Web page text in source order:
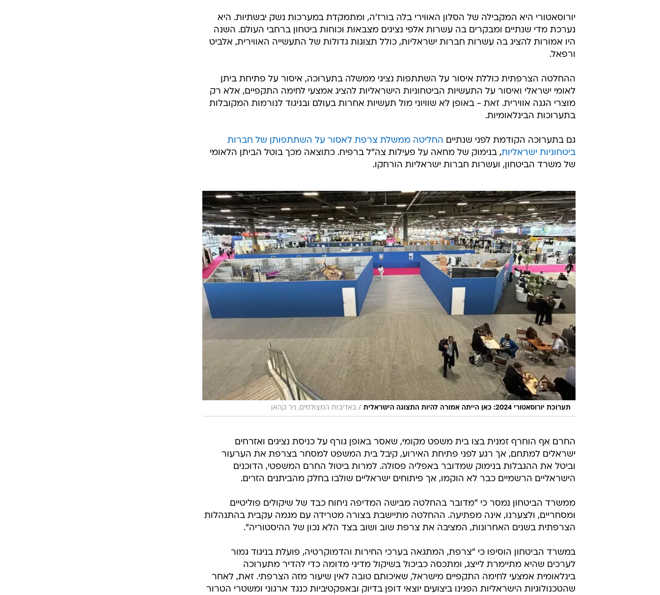
יורוסאטורי היא המקבילה של הסלון האווירי בלה בורז'ה, ומתמקדת במערכות נשק יבשתיות. היא
נערכת מדי שנתיים ומבקרים בה עשרות אלפי נציגים מצבאות וכוחות ביטחון ברחבי העולם. השנה
היו אמורות להציג בה עשרות חברות ישראליות, כולל תצוגות גדולות של התעשייה האווירית, אלביט
ורפאל.
ההחלטה הצרפתית כוללת איסור על השתתפות נציגי ממשלה בתערוכה, איסור על פתיחת ביתן
לאומי ישראלי ואיסור על התעשיות הביטחוניות הישראליות להציג אמצעי לחימה התקפיים, אלא רק
מוצרי הגנה אווירית. זאת - באופן לא שוויוני מול תעשיות אחרות בעולם ובניגוד לנורמות המקובלות
בתערוכות הבינלאומיות.
גם בתערוכה הקודמת לפני שנתיים החליטה ממשלת צרפת לאסור על השתתפותן של חברות
ביטחוניות ישראליות, בנימוק של מחאה על פעילות צה"ל ברפיח. כתוצאה מכך בוטל הביתן הלאומי
של משרד הביטחון, ועשרות חברות ישראליות הורחקו.
תערוכת יורוסאטורי 2024: כאן הייתה אמורה להיות התצוגה הישראלית / באדיבות המצולמים, ניר קהאן
החרם אף הוחרף זמנית בצו בית משפט מקומי, שאסר באופן גורף על כניסת נציגים ואזרחים
ישראלים למתחם, אך רגע לפני פתיחת האירוע, קיבל בית המשפט למסחר בצרפת את הערעור
וביטל את ההגבלות בנימוק שמדובר באפליה פסולה. למרות ביטול החרם המשפטי, הדוכנים
הישראליים הרשמיים כבר לא הוקמו, אך פיתוחים ישראליים שולבו בחלק מהביתנים הזרים.
ממשרד הביטחון נמסר כי "מדובר בהחלטה מבישה המדיפה ניחוח כבד של שיקולים פוליטיים
ומסחריים, ולצערנו, אינה מפתיעה. ההחלטה מתיישבת בצורה מטרידה עם מגמה עקבית בהתנהלות
הצרפתית בשנים האחרונות, המציבה את צרפת שוב ושוב בצד הלא נכון של ההיסטוריה".
במשרד הביטחון הוסיפו כי "צרפת, המתגאה בערכי החירות והדמוקרטיה, פועלת בניגוד גמור
לערכים שהיא מתיימרת לייצג, ומתכסה כביכול בשיקול מדיני מדומה כדי להדיר מתערוכה
בינלאומית אמצעי לחימה התקפיים מישראל, שאיכותם טובה לאין שיעור מזה הצרפתי. זאת, לאחר
שהטכנולוגיות הישראליות הפגינו ביצועים יוצאי דופן בדיוק ובאפקטיביות כנגד ארגוני ומשטרי הטרור